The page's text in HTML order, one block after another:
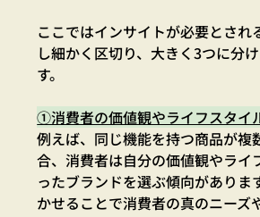
ここではインサイトが必要とされ
し細かく区切り、大きく3つに分
す。
①消費者の価値観やライフスタイ
例えば、同じ機能を持つ商品が複
合、消費者は自分の価値観やライ
ったブランドを選ぶ傾向がありま
かせることで消費者の真のニーズ